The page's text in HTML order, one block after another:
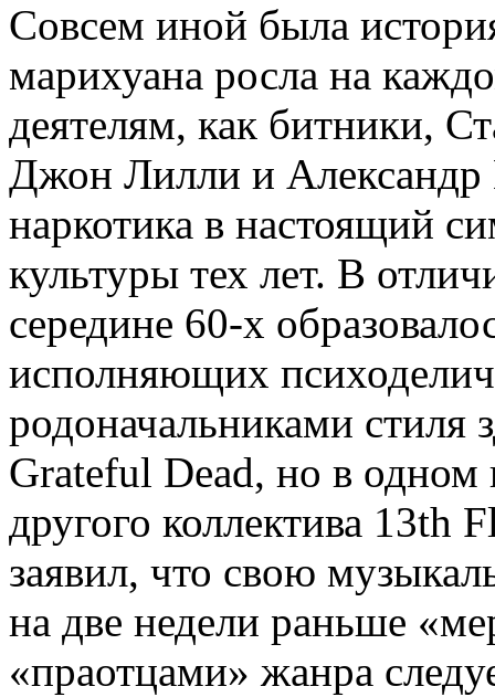
Совсем иной была
марихуана росла на
деятелям, как битники,
Джон Лилли и Александр
наркотика в настоящий
культуры тех лет. В
середине 60-х
исполняющих
родоначальниками стиля
Grateful Dead, но в одном
другого коллектива 13th
заявил, что свою
на две недели раньше
«праотцами» жанра